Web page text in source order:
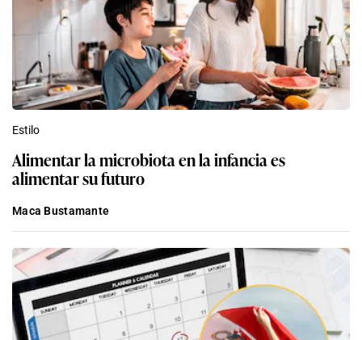
Estilo
Alimentar la microbiota en la infancia es
alimentar su futuro
Maca Bustamante